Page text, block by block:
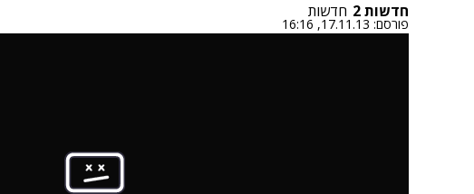
חדשות 2 חדשות
פורסם: 17.11.13, 16:16